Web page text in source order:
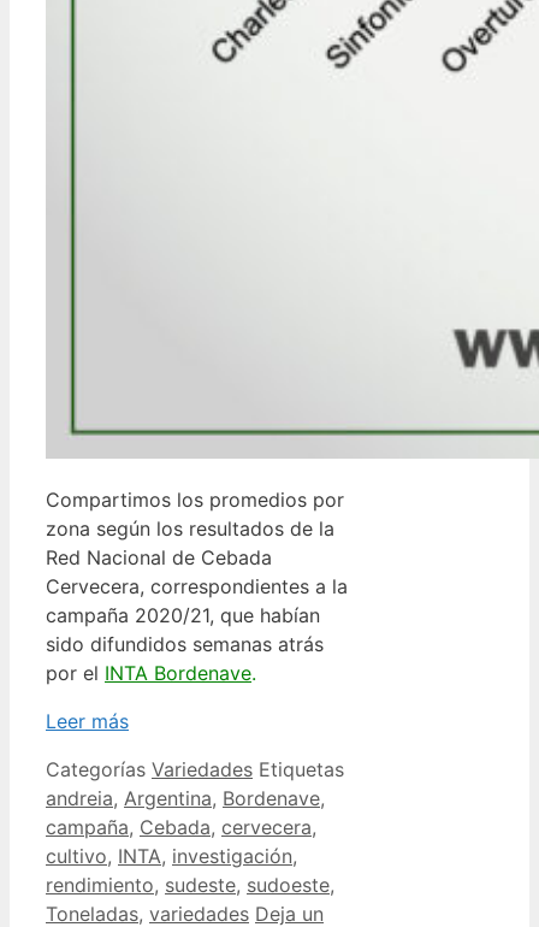
Compartimos los promedios por
zona según los resultados de la
Red Nacional de Cebada
Cervecera, correspondientes a la
campaña 2020/21, que habían
sido difundidos semanas atrás
por el INTA Bordenave.
Leer más
Categorías Variedades Etiquetas
andreia, Argentina, Bordenave,
campaña, Cebada, cervecera,
cultivo, INTA, investigación,
rendimiento, sudeste, sudoeste,
Toneladas, variedades Deja un